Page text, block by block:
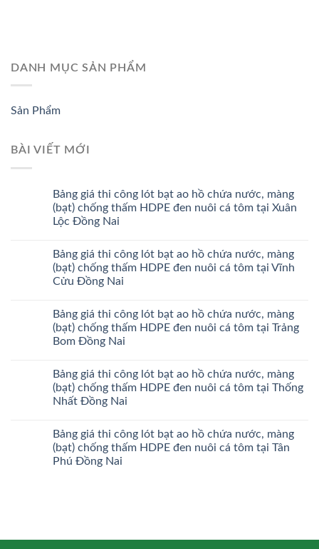
DANH MỤC SẢN PHẨM
Sản Phẩm
BÀI VIẾT MỚI
Bảng giá thi công lót bạt ao hồ chứa nước, màng
(bạt) chống thấm HDPE đen nuôi cá tôm tại Xuân
Lộc Đồng Nai
Bảng giá thi công lót bạt ao hồ chứa nước, màng
(bạt) chống thấm HDPE đen nuôi cá tôm tại Vĩnh
Cửu Đồng Nai
Bảng giá thi công lót bạt ao hồ chứa nước, màng
(bạt) chống thấm HDPE đen nuôi cá tôm tại Trảng
Bom Đồng Nai
Bảng giá thi công lót bạt ao hồ chứa nước, màng
(bạt) chống thấm HDPE đen nuôi cá tôm tại Thống
Nhất Đồng Nai
Bảng giá thi công lót bạt ao hồ chứa nước, màng
(bạt) chống thấm HDPE đen nuôi cá tôm tại Tân
Phú Đồng Nai